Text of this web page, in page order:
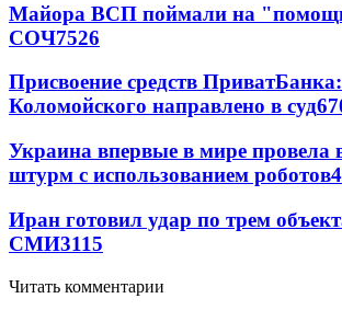
Майора ВСП поймали на
СОЧ7526
Присвоение средств
Коломойского направлено в суд
Украина впервые в мире провела
штурм с использованием роботов
Иран готовил удар по трем
СМИ3115
Читать комментарии